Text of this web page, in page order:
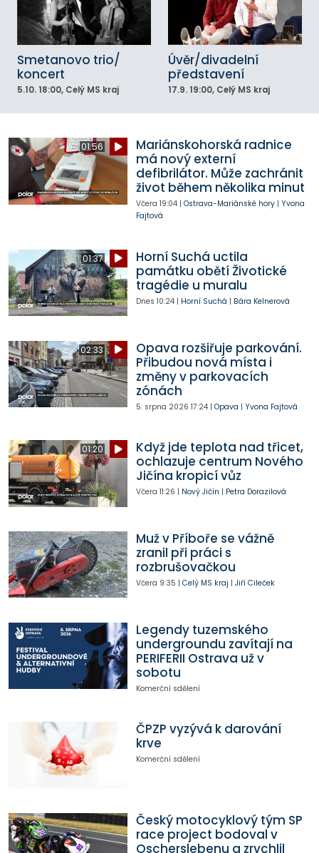
Smetanovo trio/
koncert
5.10. 18:00, Celý MS kraj
Úvěr/divadelní
představení
17.9. 19:00, Celý MS kraj
01:56
Mariánskohorská radnice
má nový externí
defibrilátor. Může zachránit
život během několika minut
Včera 19:04| Ostrava-Mariánské hory| Yvona
Fajtová
01:37
Horní Suchá uctila
památku obětí Životické
tragédie u muralu
Dnes 10:24| Horní Suchá | Bára Kelnerová
02:33
Opava rozšiřuje parkování.
Přibudou nová místa i
změny v parkovacích
zónách
5. srpna 2026 17:24| Opava | Yvona Fajtová
01:20
Když jde teplota nad třicet,
ochlazuje centrum Nového
Jičína kropicí vůz
Včera 11:26 | Nový Jičín | Petra Dorazilová
Muž v Příboře se vážně
zranil při práci s
rozbrušovačkou
Včera 9:35 | Celý MS kraj | Jiří Cileček
Legendy tuzemského
undergroundu zavítají na
PERIFERII Ostrava už v
sobotu
Komerční sdělení
ČPZP vyzývá k darování
krve
Komerční sdělení
Český motocyklový tým SP
race project bodoval v
Oscherslebenu a zrychlil